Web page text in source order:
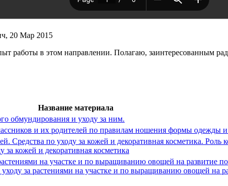
20 Мар 2015
работы в этом направлении. Полагаю, заинтересованным
Название материала
обмундирования и уходу за ним.
и их родителей по правилам ношения формы одежды
Средства по уходу за кожей и декоративная косметика. Роль
за кожей и декоративная косметика
на участке и по выращиванию овощей на развитие
за растениями на участке и по выращиванию овощей на